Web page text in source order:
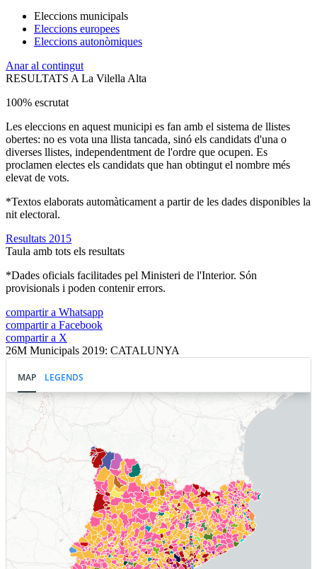
Eleccions municipals
Eleccions europees
Eleccions autonòmiques
Anar al contingut
RESULTATS A La Vilella Alta
100% escrutat
Les eleccions en aquest municipi es fan amb el sistema de llistes
obertes: no es vota una llista tancada, sinó els candidats d'una o
diverses llistes, independentment de l'ordre que ocupen. Es
proclamen electes els candidats que han obtingut el nombre més
elevat de vots.
*Textos elaborats automàticament a partir de les dades disponibles la
nit electoral.
Resultats 2015
Taula amb tots els resultats
*Dades oficials facilitades pel Ministeri de l'Interior. Són
provisionals i poden contenir errors.
compartir a Whatsapp
compartir a Facebook
compartir a X
26M Municipals 2019: CATALUNYA